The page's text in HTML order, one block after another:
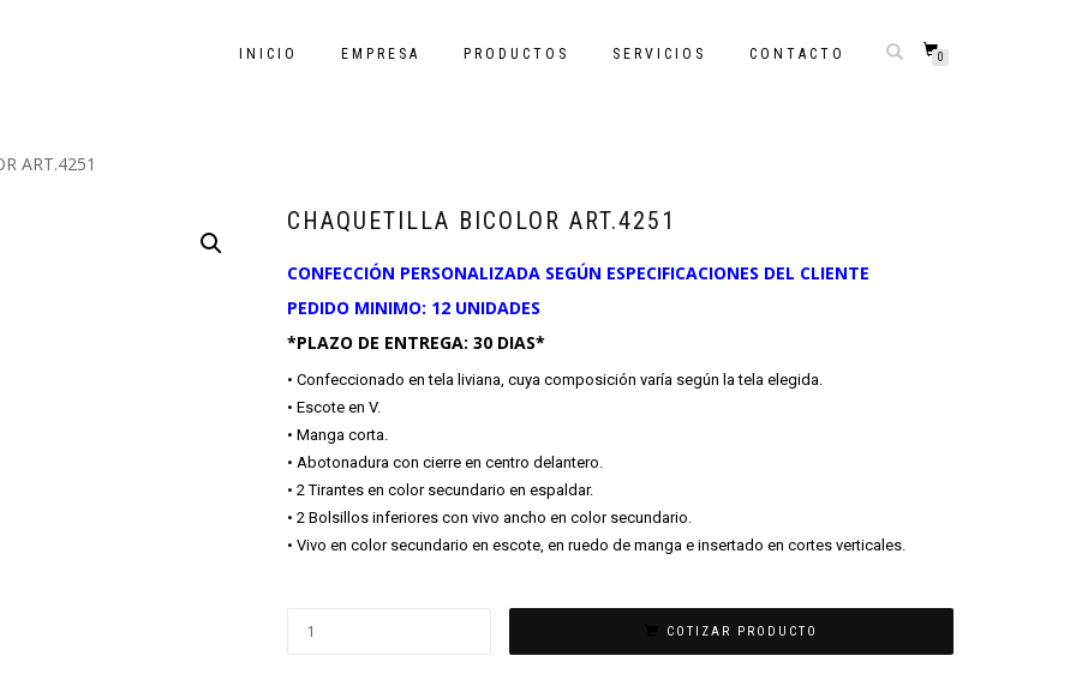
INICIO EMPRESA PRODUCTOS SERVICIOS CONTACTO 0
ART.4251
CHAQUETILLA BICOLOR ART.4251
CONFECCIÓN PERSONALIZADA SEGÚN ESPECIFICACIONES DEL CLIENTE
PEDIDO MINIMO: 12 UNIDADES
*PLAZO DE ENTREGA: 30 DIAS*
• Confeccionado en tela liviana, cuya composición varía según la tela elegida.
• Escote en V.
• Manga corta.
• Abotonadura con cierre en centro delantero.
• 2 Tirantes en color secundario en espaldar.
• 2 Bolsillos inferiores con vivo ancho en color secundario.
• Vivo en color secundario en escote, en ruedo de manga e insertado en cortes verticales.
COTIZAR PRODUCTO